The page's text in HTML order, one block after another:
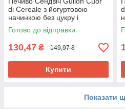
di Cereale з йогуртовою
начинкою без цукру і
пальмової олії 220 г Іспанія
Готово до відправки
130,47 ₴ 149,97 ₴
Купити
Показати